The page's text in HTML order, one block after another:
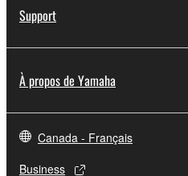
Support
À propos de Yamaha
Canada - Français
Business